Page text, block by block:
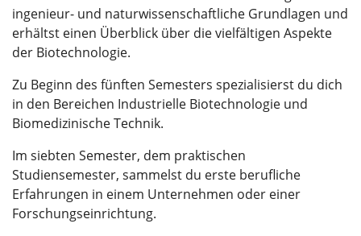
ingenieur- und naturwissenschaftliche Grundlagen und
erhältst einen Überblick über die vielfältigen Aspekte
der Biotechnologie.
Zu Beginn des fünften Semesters spezialisierst du dich
in den Bereichen Industrielle Biotechnologie und
Biomedizinische Technik.
Im siebten Semester, dem praktischen
Studiensemester, sammelst du erste berufliche
Erfahrungen in einem Unternehmen oder einer
Forschungseinrichtung.